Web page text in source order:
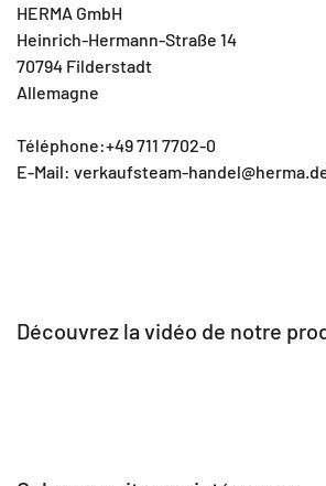
HERMA GmbH
Heinrich-Hermann-Straße 14
70794 Filderstadt
Allemagne
Téléphone:+49 711 7702-0
E-Mail: verkaufsteam-
Découvrez la vidéo de notre